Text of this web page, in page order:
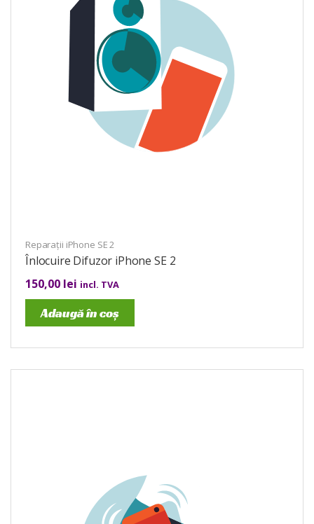
Reparații iPhone SE 2
Înlocuire Difuzor iPhone SE 2
150,00 lei incl. TVA
Adaugă în coș